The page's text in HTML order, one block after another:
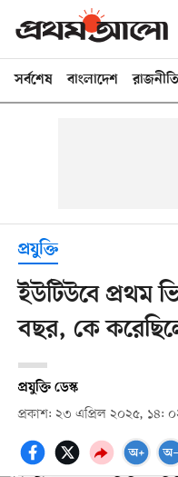
সর্বশেষ বাংলাদেশ রাজনীতি
প্রযুক্তি
ইউটিউবে প্রথম
বছর, কে
প্রযুক্তি ডেস্ক
প্রকাশ: ২৩ এপ্রিল ২০২৫, ১৪: